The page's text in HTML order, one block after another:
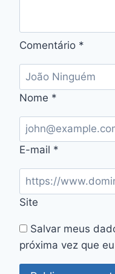
Comentário *
Nome *
E-mail *
Site
Salvar meus
próxima vez que